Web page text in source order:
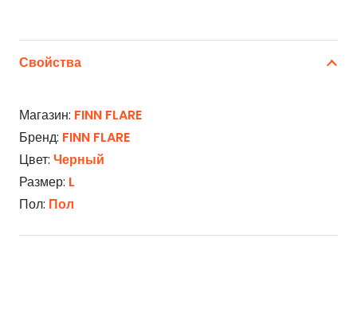
Свойства
Магазин: FINN FLARE
Бренд: FINN FLARE
Цвет: Черный
Размер: L
Пол: Пол